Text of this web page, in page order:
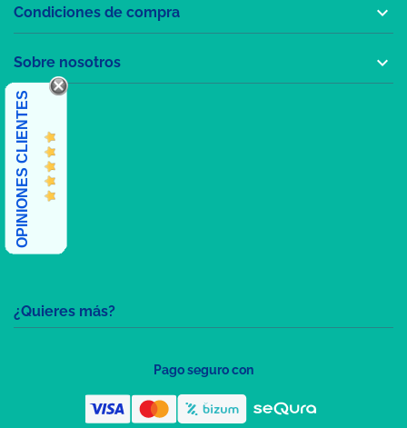
¿Quieres más?
Condiciones de compra 
Sobre nosotros 
OPINIONES CLIENTES
Pago seguro con